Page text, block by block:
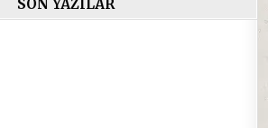
SON YAZILAR